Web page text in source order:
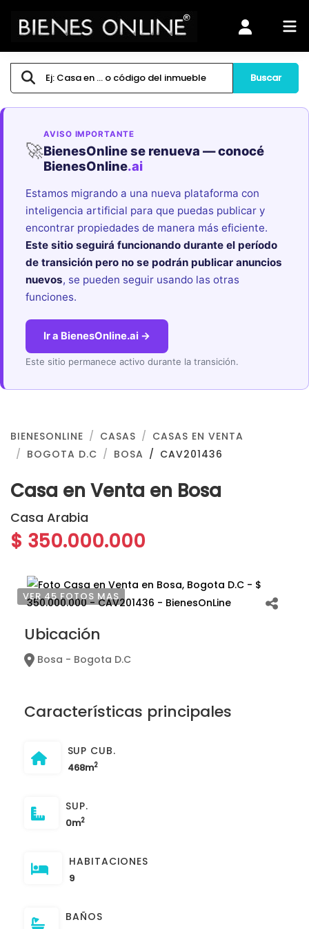
Buscar
🚀
AVISO IMPORTANTE
BienesOnline se renueva — conocé
BienesOnline.ai
Estamos migrando a una nueva plataforma con
inteligencia artificial para que puedas publicar y
encontrar propiedades de manera más eficiente.
Este sitio seguirá funcionando durante el período
de transición pero no se podrán publicar anuncios
nuevos, se pueden seguir usando las otras
funciones.
Ir a BienesOnline.ai →
Este sitio permanece activo durante la transición.
BIENESONLINE CASAS
CASAS EN VENTA
BOGOTA D.C
BOSA CAV201436
Casa en Venta en Bosa
Casa Arabia
$ 350.000.000
VER 45 FOTOS MAS
Ubicación
Bosa - Bogota D.C
Características principales
SUP CUB.
468m2
SUP.
0m2
HABITACIONES
9
BAÑOS